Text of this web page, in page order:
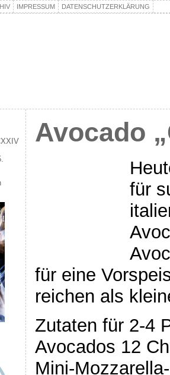
IMPRESSUM DATENSCHUTZERKLÄRUNG
Avocado
für
für eine
reichen als
Zutaten für 2-4
Avocados 12
Mini-